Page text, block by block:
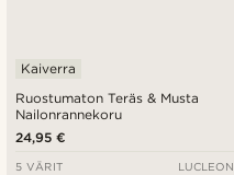
Ruostumaton Teräs & Musta
Nailonrannekoru
Kaiverra
24,95 €
5 VÄRIT LUCLEON